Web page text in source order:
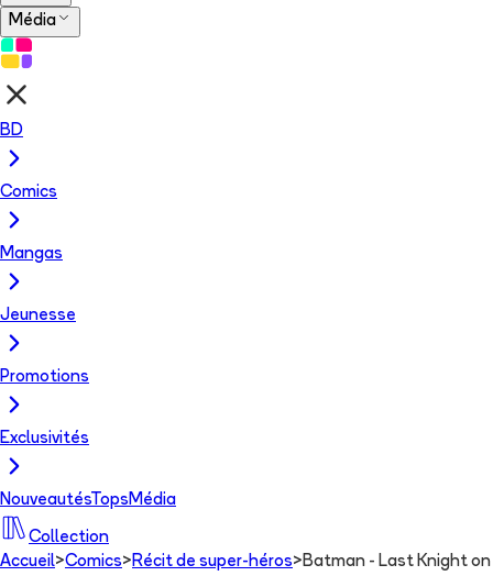
Média
BD
Comics
Mangas
Jeunesse
Promotions
Exclusivités
NouveautésTops Média
Collection
Accueil>Comics> Récit de super-héros> Batman - Last Knight on